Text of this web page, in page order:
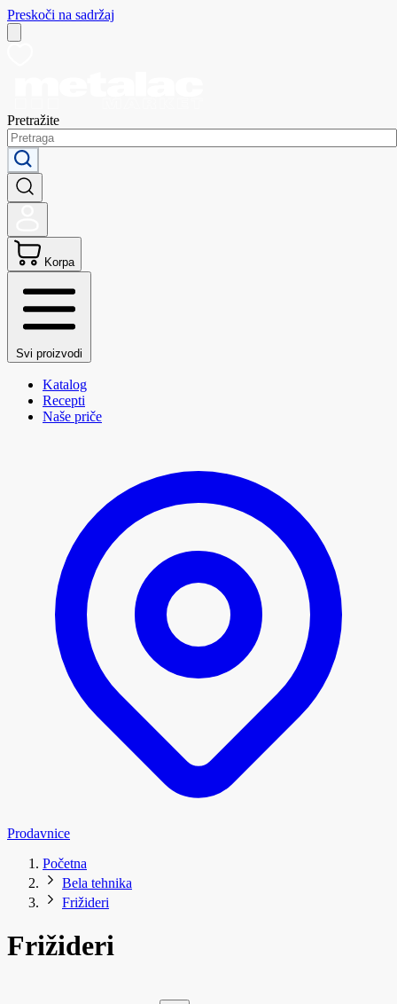
Preskoči na sadržaj
Pretražite
Korpa
Svi proizvodi
Katalog
Recepti
Naše priče
Prodavnice
Početna
Bela tehnika
Frižideri
Frižideri